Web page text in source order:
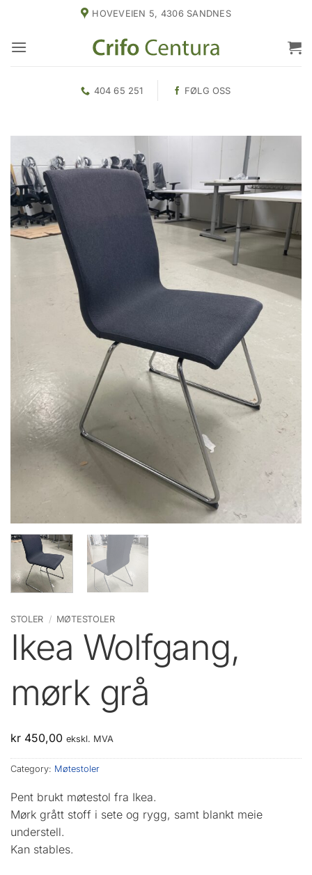
content
HOVEVEIEN 5, 4306 SANDNES
404 65 251 FØLG OSS
STOLER / MØTESTOLER
Ikea Wolfgang,
mørk grå
kr 450,00 ekskl. MVA
Category: Møtestoler
Pent brukt møtestol fra Ikea.
Mørk grått stoff i sete og rygg, samt blankt meie
understell.
Kan stables.